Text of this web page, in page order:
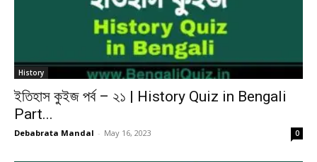
History
ইতিহাস কুইজ পর্ব – ২১ | History Quiz in Bengali
Part...
Debabrata Mandal - May 16, 2023 0